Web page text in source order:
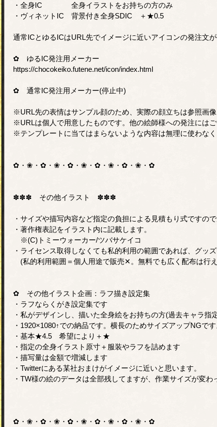
・全身IC 全身イラストをお持ちの方のみ
・ヴィネットIC 背景付き全身SDIC ＋★0.5
通常ICとゆるICはURL先でイメージに近いアイコンの発注文
✿ ゆるIC発注用メーカー
https://chocokeiko.futene.net/icon/index.html
✿ 通常IC発注用メーカー(停止中)
※URL先の表情はサンプル顔のため、実際の顔立ちは参照画
※URLは個人で用意したものです。他の絵師様への発注には
※テンプレートに当てはまらないような内容は無理に使わな
✿・❀・✿・❀・✿・❀・✿・❀・✿・❀・✿
✽✽✽ その他イラスト ✽✽✽
・サイズや描写内容など指定の負担による見積もり式ですの
・著作権表記をイラスト内に記載します。
※(C)トミーウォーカー/ツバサケイコ
・ライセンス取得しなくても私的利用の範囲であれば、グッ
(私的利用範囲＝個人用途で販売✕。無料でも広く配布は行
✿ その他イラスト企画：ラフ描き設定集
・ラフならくがき設定集です
・私がデザインし、描いた全身絵をお持ちの方(過去キャラ指
・1920×1080↑での納品です。横長のためサイズアップNGで
・基本★4.5 希望により＋★
・指定の全身イラスト原寸＋服装やラフを詰めます
・描写量は金額で増減します
・Twitterにある某社おまけがイメージに近いと思います。
・TW様の絵のデータは全部残してますが、作業サイズが変
✿・❀・✿・❀・✿・❀・✿・❀・✿・❀・✿